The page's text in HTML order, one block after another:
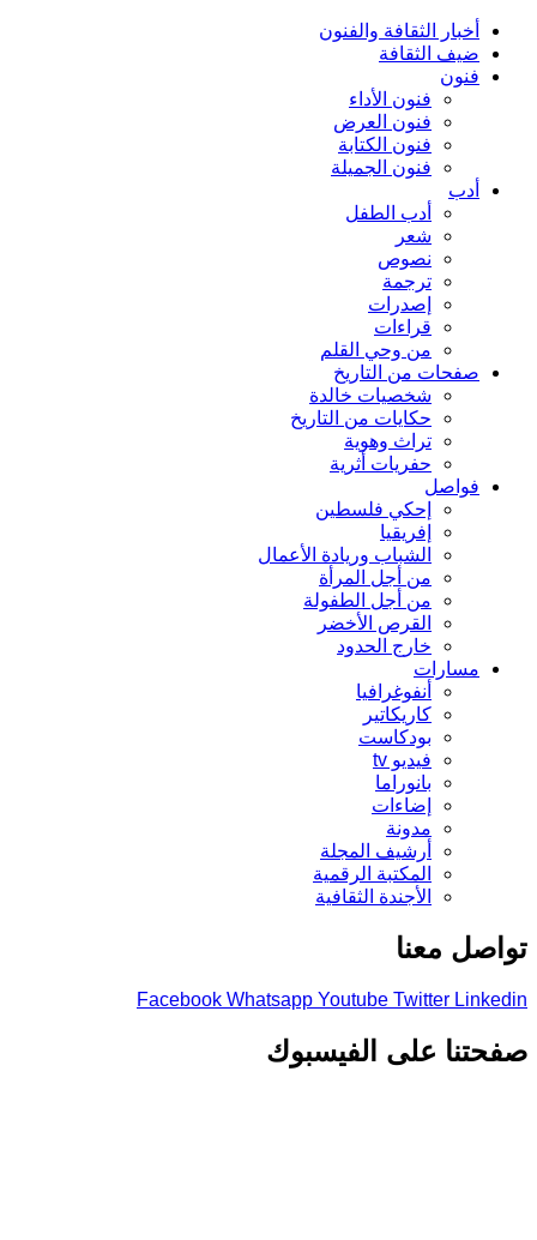
أخبار الثقافة والفنون
ضيف الثقافة
فنون
فنون الأداء
فنون العرض
فنون الكتابة
فنون الجميلة
أدب
أدب الطفل
شعر
نصوص
ترجمة
إصدرات
قراءات
من وحي القلم
صفحات من التاريخ
شخصيات خالدة
حكايات من التاريخ
تراث وهوية
حفريات أثرية
فواصل
إحكي فلسطين
إفريقيا
الشباب وريادة الأعمال
من أجل المرأة
من أجل الطفولة
القرص الأخضر
خارج الحدود
مسارات
أنفوغرافيا
كاريكاتير
بودكاست
فيديو tv
بانوراما
إضاءات
مدونة
أرشيف المجلة
المكتبة الرقمية
الأجندة الثقافية
تواصل معنا
Facebook Whatsapp Youtube Twitter Linkedin
صفحتنا على الفيسبوك